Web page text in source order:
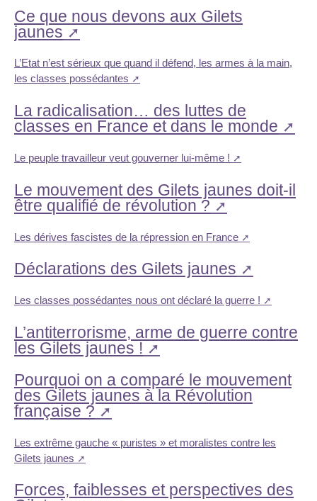
Ce que nous devons aux Gilets
jaunes
L’Etat n’est sérieux que quand il défend, les armes à la main,
les classes possédantes
La radicalisation… des luttes de
classes en France et dans le monde
Le peuple travailleur veut gouverner lui-même !
Le mouvement des Gilets jaunes doit-il
être qualifié de révolution ?
Les dérives fascistes de la répression en France
Déclarations des Gilets jaunes
Les classes possédantes nous ont déclaré la guerre !
L’antiterrorisme, arme de guerre contre
les Gilets jaunes !
Pourquoi on a comparé le mouvement
des Gilets jaunes à la Révolution
française ?
Les extrême gauche « puristes » et moralistes contre les
Gilets jaunes
Forces, faiblesses et perspectives des